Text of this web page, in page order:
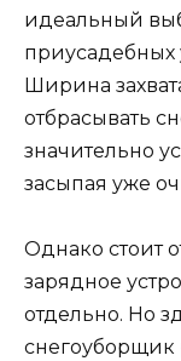
идеальный
приусадебных
Ширина
отбрасывать
значительно
засыпая уже
Однако стоит
зарядное
отдельно. Но
снегоуборщик